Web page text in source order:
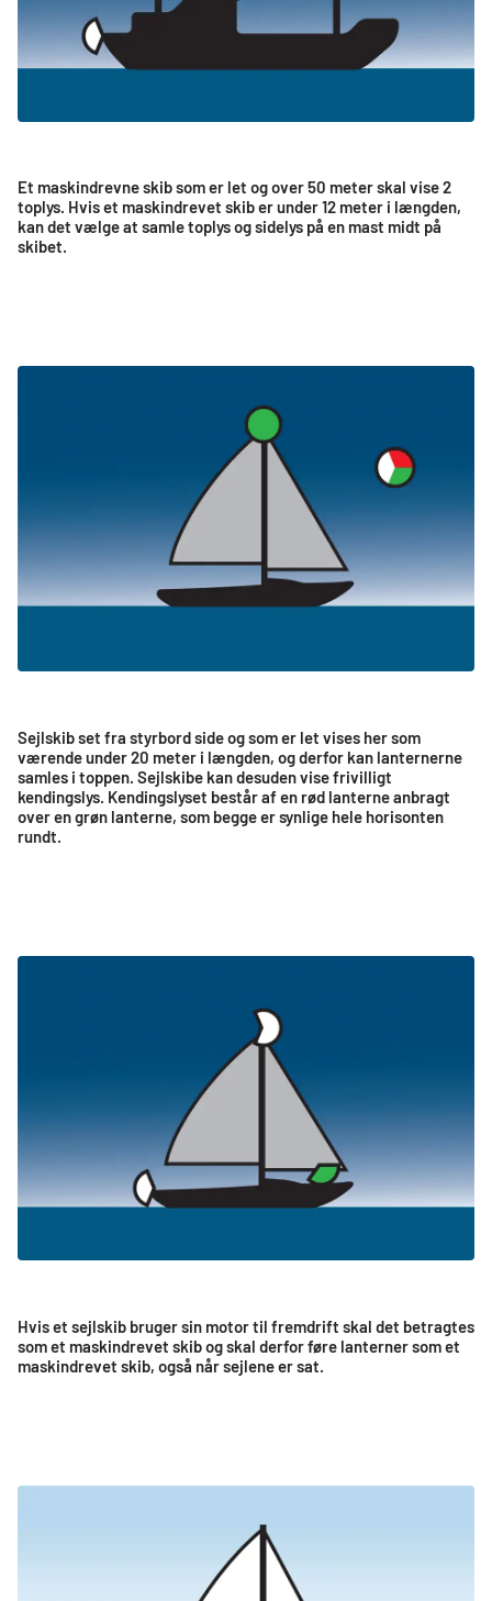
Et maskindrevne skib som er let og over 50 meter skal vise 2
toplys. Hvis et maskindrevet skib er under 12 meter i længden,
kan det vælge at samle toplys og sidelys på en mast midt på
skibet.
Sejlskib set fra styrbord side og som er let vises her som
værende under 20 meter i længden, og derfor kan lanternerne
samles i toppen. Sejlskibe kan desuden vise frivilligt
kendingslys. Kendingslyset består af en rød lanterne anbragt
over en grøn lanterne, som begge er synlige hele horisonten
rundt.
Hvis et sejlskib bruger sin motor til fremdrift skal det betragtes
som et maskindrevet skib og skal derfor føre lanterner som et
maskindrevet skib, også når sejlene er sat.